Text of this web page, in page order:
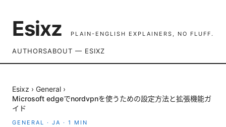
Esixz PLAIN-ENGLISH EXPLAINERS, NO FLUFF.
AUTHORSABOUT — ESIXZ
Esixz › General ›
Microsoft edgeでnordvpnを使うための設定方法と拡張機能ガ
イド
GENERAL · JA · 1 MIN